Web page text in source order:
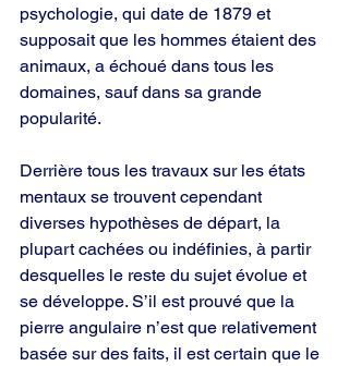
psychologie, qui date de 1879 et
supposait que les hommes étaient des
animaux, a échoué dans tous les
domaines, sauf dans sa grande
popularité.
Derrière tous les travaux sur les états
mentaux se trouvent cependant
diverses hypothèses de départ, la
plupart cachées ou indéfinies, à partir
desquelles le reste du sujet évolue et
se développe. S’il est prouvé que la
pierre angulaire n’est que relativement
basée sur des faits, il est certain que le